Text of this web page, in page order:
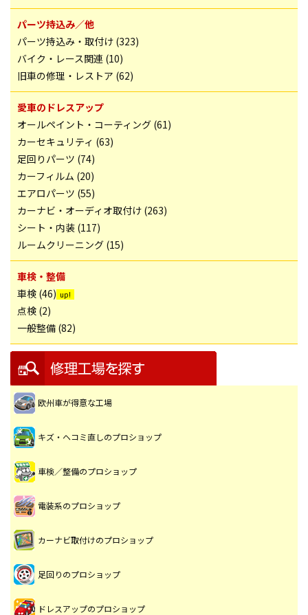
パーツ持込み／他
パーツ持込み・取付け (323)
バイク・レース関連 (10)
旧車の修理・レストア (62)
愛車のドレスアップ
オールペイント・コーティング (61)
カーセキュリティ (63)
足回りパーツ (74)
カーフィルム (20)
エアロパーツ (55)
カーナビ・オーディオ取付け (263)
シート・内装 (117)
ルームクリーニング (15)
車検・整備
車検 (46)
点検 (2)
一般整備 (82)
欧州車が得意な工場
キズ・ヘコミ直しのプロショップ
車検／整備のプロショップ
電装系のプロショップ
カーナビ取付けのプロショップ
足回りのプロショップ
ドレスアップのプロショップ